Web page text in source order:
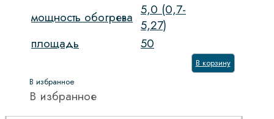
мощность обогрева 5,0 (0,7-
5,27)
площадь
50
В корзину
В избранное
В избранное